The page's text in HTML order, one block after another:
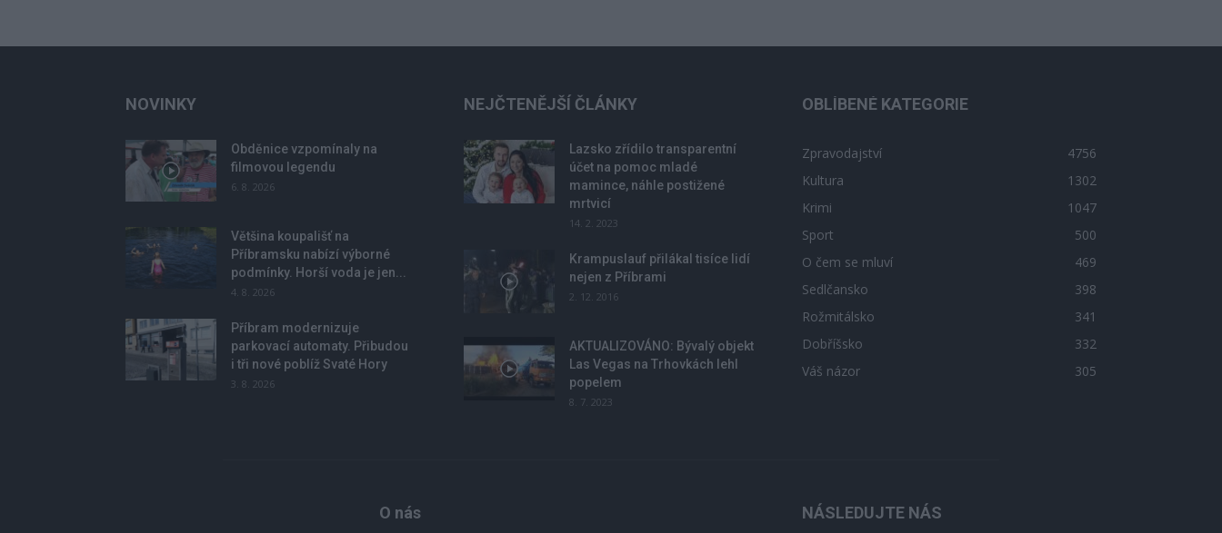
NOVINKY
Obděnice vzpomínaly na
filmovou legendu
6. 8. 2026
Většina koupališť na
Příbramsku nabízí výborné
podmínky. Horší voda je jen...
4. 8. 2026
Příbram modernizuje
parkovací automaty. Přibudou
i tři nové poblíž Svaté Hory
3. 8. 2026
NEJČTENĚJŠÍ ČLÁNKY
Lazsko zřídilo transparentní
účet na pomoc mladé
mamince, náhle postižené
mrtvicí
14. 2. 2023
Krampuslauf přilákal tisíce lidí
nejen z Příbrami
2. 12. 2016
AKTUALIZOVÁNO: Bývalý objekt
Las Vegas na Trhovkách lehl
popelem
8. 7. 2023
OBLÍBENÉ KATEGORIE
Zpravodajství
4756
Kultura
1302
Krimi
1047
Sport
500
O čem se mluví
469
Sedlčansko
398
Rožmitálsko
341
Dobříšsko
332
Váš názor
305
O nás NÁSLEDUJTE NÁS